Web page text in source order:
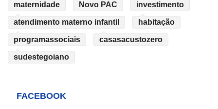
maternidade Novo PAC investimento
atendimento materno infantil habitação
programassociais casasacustozero
sudestegoiano
FACEBOOK